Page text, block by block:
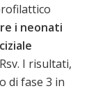
i neonati
I risultati,
di fase 3 in